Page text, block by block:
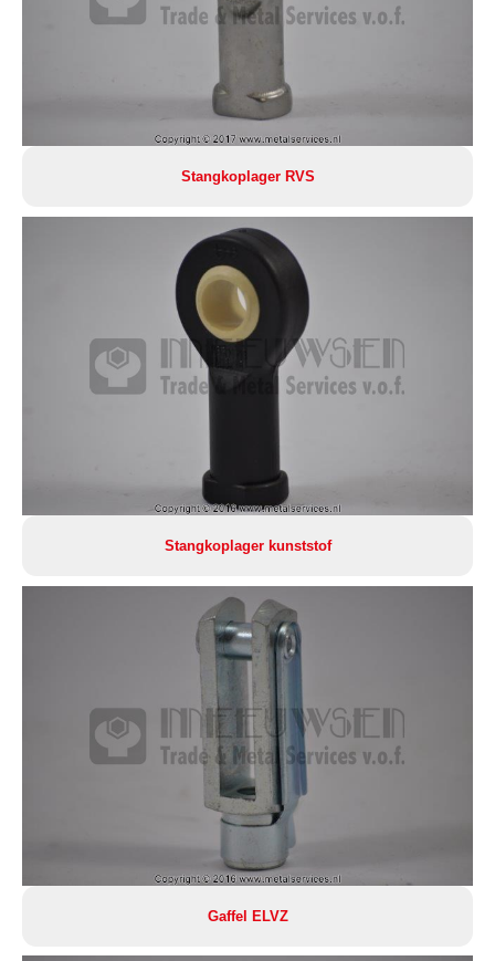
Stangkoplager RVS
Stangkoplager kunststof
Gaffel ELVZ